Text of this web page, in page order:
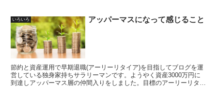
いろいろ アッパーマスになって感じること
節約と資産運用で早期退職(アーリーリタイア)を目指してブログを運
営している独身家持ちサラリーマンです。ようやく資産3000万円に
到達しアッパーマス層の仲間入りをしました。目標のアーリーリタイ